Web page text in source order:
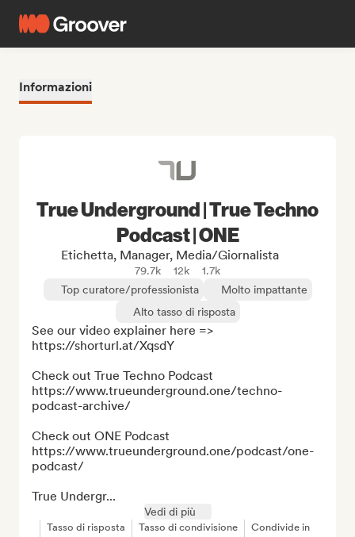
Informazioni
True Underground | True Techno
Podcast | ONE
Etichetta, Manager, Media/Giornalista
79.7k 12k
1.7k
Top curatore/professionista
Molto impattante
Alto tasso di risposta
See our video explainer here =>
https://shorturl.at/XqsdY
Check out True Techno Podcast
https://www.trueunderground.one/techno-
podcast-archive/
Check out ONE Podcast
https://www.trueunderground.one/podcast/one-
podcast/
True Undergr...
Vedi di più
Tasso di risposta Tasso di condivisione Condivide in